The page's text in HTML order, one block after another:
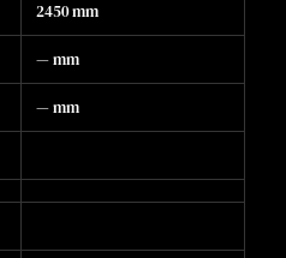
2450 mm
— mm
— mm